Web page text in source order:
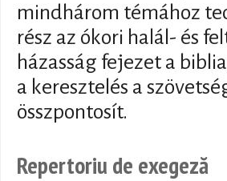
mindhárom témához
rész az ókori halál- és
házasság fejezet a
a keresztelés a
összpontosít.
Repertoriu de exegeză